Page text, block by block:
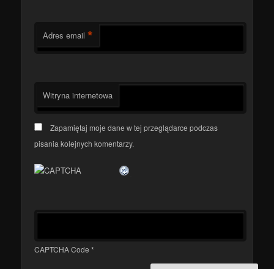
Adres email *
Witryna internetowa
Zapamiętaj moje dane w tej przeglądarce podczas
pisania kolejnych komentarzy.
CAPTCHA Code *